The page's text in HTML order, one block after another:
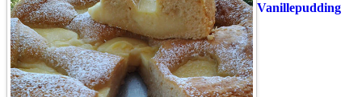
Vanillepudding